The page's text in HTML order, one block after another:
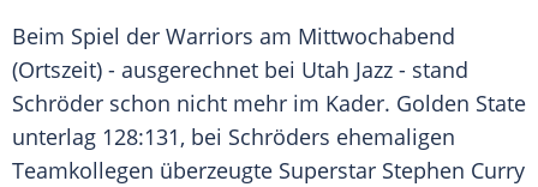
Beim Spiel der Warriors am Mittwochabend
(Ortszeit) - ausgerechnet bei Utah Jazz - stand
Schröder schon nicht mehr im Kader. Golden State
unterlag 128:131, bei Schröders ehemaligen
Teamkollegen überzeugte Superstar Stephen Curry